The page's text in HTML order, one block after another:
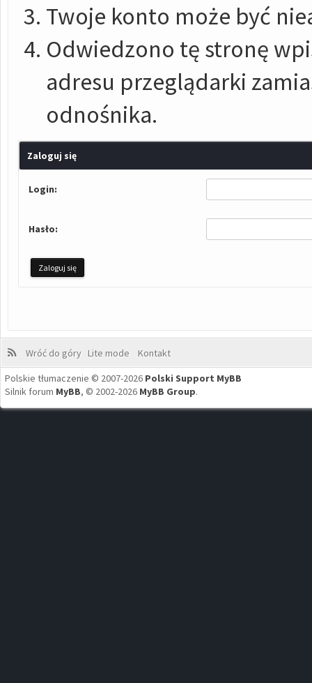
Twoje konto może być
Odwiedzono tę stronę
adresu przeglądarki
odnośnika.
Zaloguj się
Login:
Hasło:
Wróć do góry Lite mode
Kontakt
Polskie tłumaczenie © 2007-2026 Polski Support MyBB
Silnik forum MyBB, © 2002-2026 MyBB Group.